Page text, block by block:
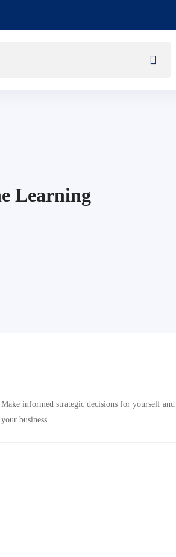
Learning
Make informed strategic decisions for yourself and
your business.